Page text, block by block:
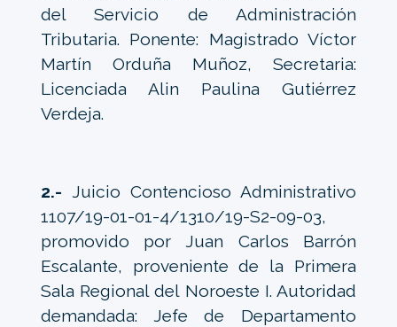
del Servicio de Administración
Tributaria. Ponente: Magistrado Víctor
Martín Orduña Muñoz, Secretaria:
Licenciada Alin Paulina Gutiérrez
Verdeja.
2.- Juicio Contencioso Administrativo
1107/19-01-01-4/1310/19-S2-09-03,
promovido por Juan Carlos Barrón
Escalante, proveniente de la Primera
Sala Regional del Noroeste I. Autoridad
demandada: Jefe de Departamento